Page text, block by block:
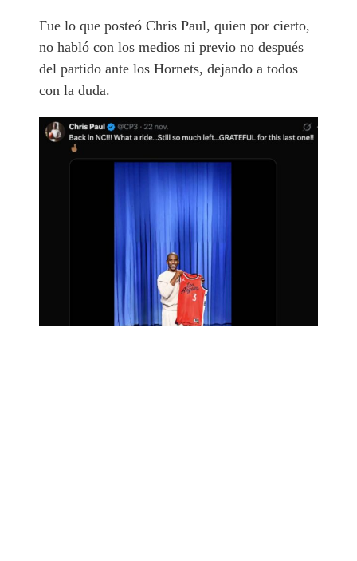
Fue lo que posteó Chris Paul, quien por cierto,
no habló con los medios ni previo no después
del partido ante los Hornets, dejando a todos
con la duda.